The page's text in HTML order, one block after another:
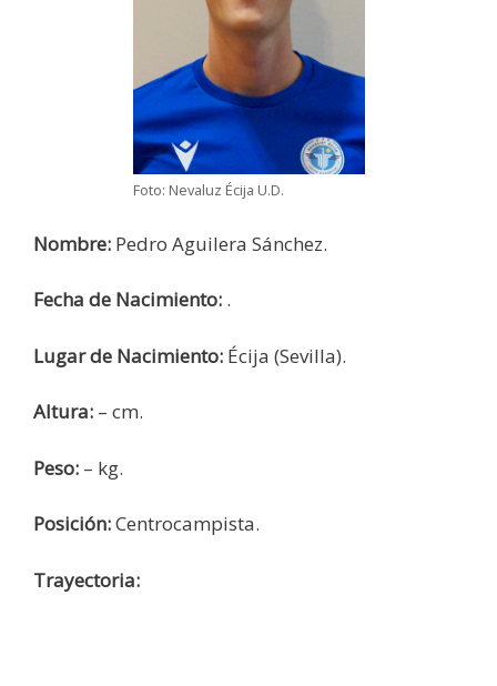
Foto: Nevaluz Écija U.D.
Nombre: Pedro Aguilera Sánchez.
Fecha de Nacimiento: .
Lugar de Nacimiento: Écija (Sevilla).
Altura: – cm.
Peso: – kg.
Posición:Centrocampista.
Trayectoria: